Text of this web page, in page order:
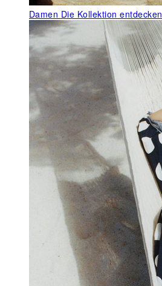
Damen Die Kollektion entdecken